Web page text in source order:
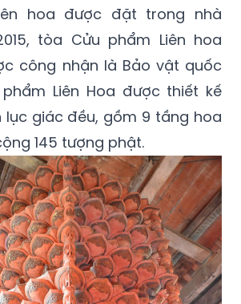
hoa được đặt trong nhà
tòa Cửu phẩm Liên hoa
công nhận là Bảo vật quốc
Liên Hoa được thiết kế
lục giác đều, gồm 9 tầng hoa
145 tượng phật.